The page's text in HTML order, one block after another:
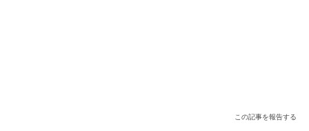
この記事を報告する